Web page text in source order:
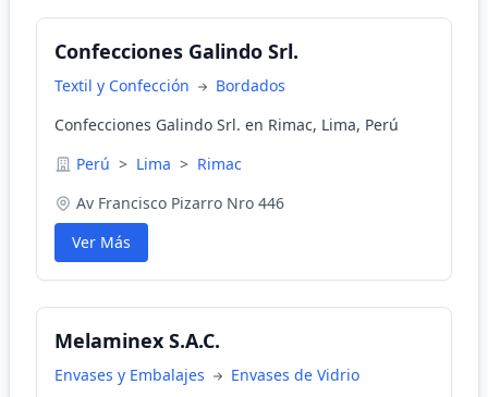
Confecciones Galindo Srl.
Textil y Confección
Bordados
Confecciones Galindo Srl. en Rimac, Lima, Perú
Perú > Lima > Rimac
Av Francisco Pizarro Nro 446
Ver Más
Melaminex S.A.C.
Envases y Embalajes Envases de Vidrio